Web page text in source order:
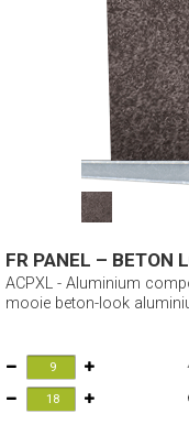
FR PANEL – BETON
ACPXL - Aluminium
mooie beton-look